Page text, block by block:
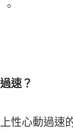
速？
性心動過速